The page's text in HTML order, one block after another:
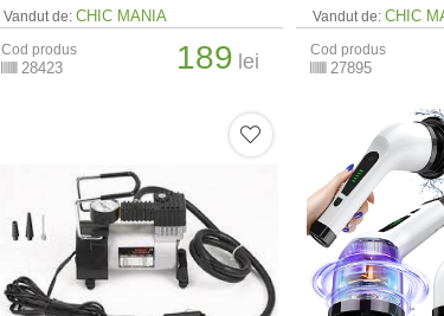
Vandut de: CHIC MANIA
Cod produs
28423 189 lei
Vandut de: CHIC
Cod produs
27895